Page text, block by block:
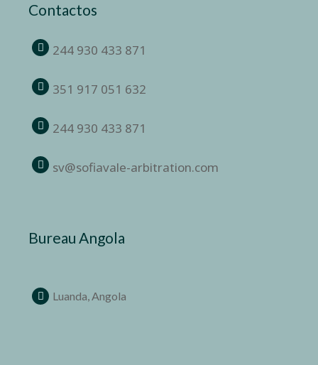
Contactos
244 930 433 871
351 917 051 632
244 930 433 871
sv@sofiavale-arbitration.com
Bureau Angola
Luanda, Angola